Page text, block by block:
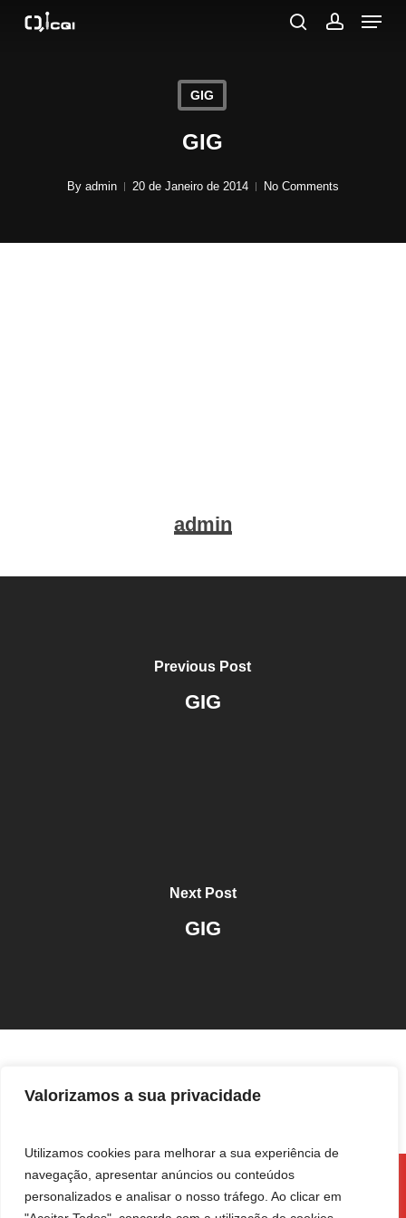
Valorizamos a sua privacidade
Utilizamos cookies para melhorar a sua experiência de
navegação, apresentar anúncios ou conteúdos
personalizados e analisar o nosso tráfego. Ao clicar em
Menu
GIG
GIG
By admin 20 de Janeiro de 2014 No Comments
admin
Previous Post
GIG
Next Post
GIG